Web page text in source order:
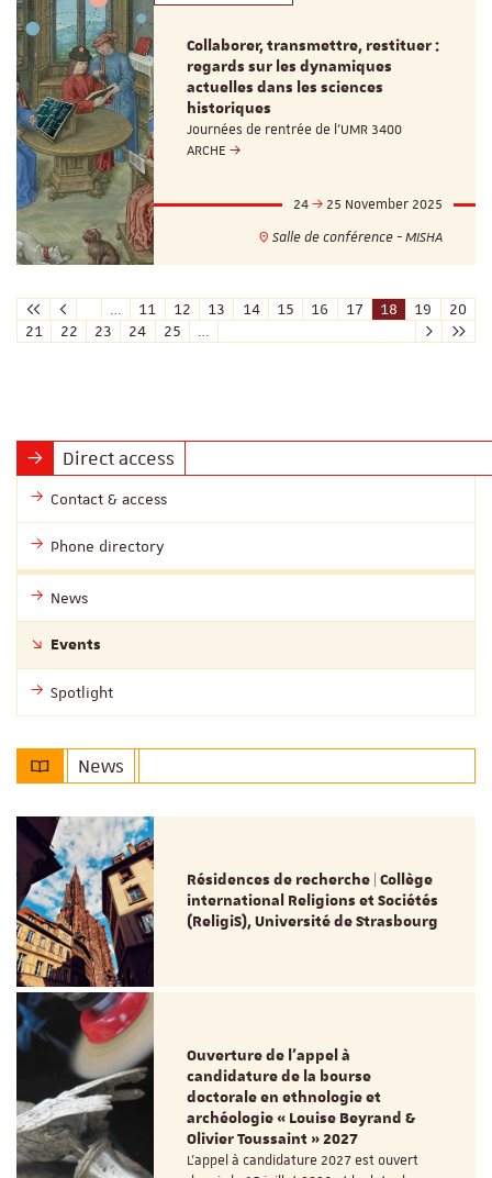
Collaborer, transmettre, restituer :
regards sur les dynamiques
actuelles dans les sciences
historiques
Journées de rentrée de l’UMR 3400
ARCHE
24
25 November 2025
Salle de conférence - MISHA
… 11 12 13 14 15 16 17 18 19
20
21
22 23 24 25 …
Direct access
Contact & access
Phone directory
News
Events
Spotlight
News
Résidences de recherche | Collège
international Religions et Sociétés
(ReligiS), Université de Strasbourg
Ouverture de l'appel à
candidature de la bourse
doctorale en ethnologie et
archéologie « Louise Beyrand &
Olivier Toussaint » 2027
L’appel à candidature 2027 est ouvert